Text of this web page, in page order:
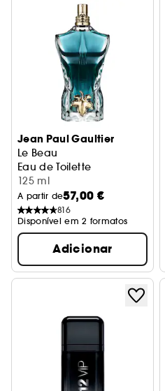
Jean Paul Gaultier
Le Beau
Eau de Toilette
125 ml
A partir de57,00 €
816
Disponível em 2 formatos
Adicionar